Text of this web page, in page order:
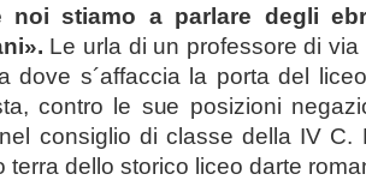
noi stiamo a parlare degli
Le urla di un professore di
dove s´affaccia la porta del
contro le sue posizioni
consiglio di classe della IV C.
terra dello storico liceo darte